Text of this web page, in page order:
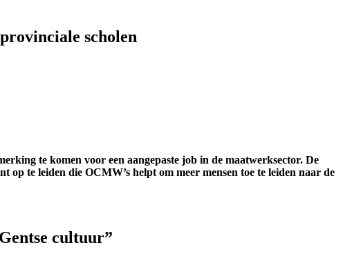
scholen
te komen voor een aangepaste job in de maatwerksector. De
te leiden die OCMW’s helpt om meer mensen toe te leiden naar de
cultuur”